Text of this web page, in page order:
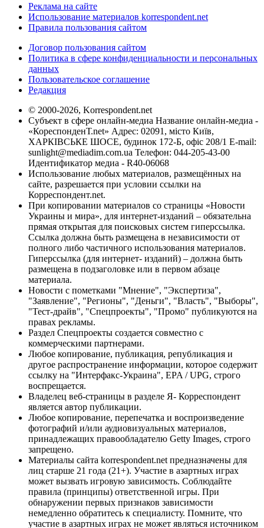
Реклама на сайте
Использование материалов korrespondent.net
Правила пользования сайтом
Договор пользования сайтом
Политика в сфере конфиденциальности и персональных
данных
Пользовательское соглашение
Редакция
© 2000-2026, Korrespondent.net
Субъект в сфере онлайн-медиа Название онлайн-медиа -
«КореспонденТ.net» Адрес: 02091, місто Київ,
ХАРКІВСЬКЕ ШОСЕ, будинок 172-Б, офіс 208/1 E-mail:
sunlight@mediadim.com.ua Телефон: 044-205-43-00
Идентификатор медиа - R40-06068
Использование любых материалов, размещённых на
сайте, разрешается при условии ссылки на
Корреспондент.net.
При копировании материалов со страницы «Новости
Украины и мира», для интернет-изданий – обязательна
прямая открытая для поисковых систем гиперссылка.
Ссылка должна быть размещена в независимости от
полного либо частичного использования материалов.
Гиперссылка (для интернет- изданий) – должна быть
размещена в подзаголовке или в первом абзаце
материала.
Новости с пометками "Мнение", "Экспертиза",
"Заявление", "Регионы", "Деньги", "Власть", "Выборы",
"Тест-драйв", "Спецпроекты", "Промо" публикуются на
правах рекламы.
Раздел Спецпроекты создается совместно с
коммерческими партнерами.
Любое копирование, публикация, републикация и
другое распространение информации, которое содержит
ссылку на "Интерфакс-Украина", EPA / UPG, строго
воспрещается.
Владелец веб-страницы в разделе Я- Корреспондент
является автор публикации.
Любое копирование, перепечатка и воспроизведение
фотографий и/или аудиовизуальных материалов,
принадлежащих правообладателю Getty Images, строго
запрещено.
Материалы сайта korrespondent.net предназначены для
лиц старше 21 года (21+). Участие в азартных играх
может вызвать игровую зависимость. Соблюдайте
правила (принципы) ответственной игры. При
обнаружении первых признаков зависимости
немедленно обратитесь к специалисту. Помните, что
участие в азартных играх не может являться источником